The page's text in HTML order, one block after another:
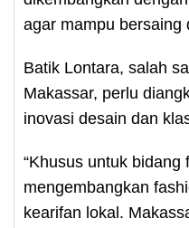
agar mampu bersaing
Batik Lontara, salah
Makassar, perlu
inovasi desain dan
“Khusus untuk bidang
mengembangkan
kearifan lokal.